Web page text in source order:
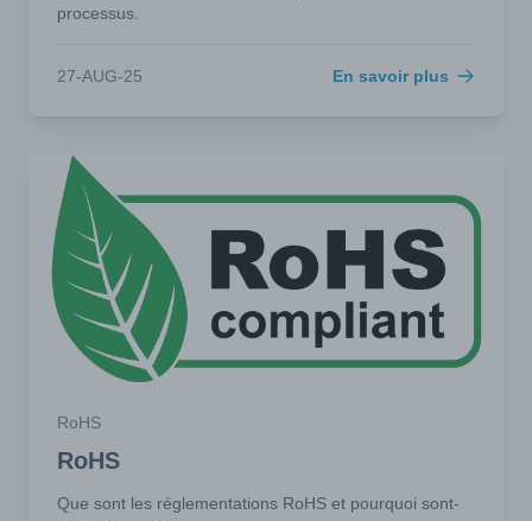
processus.
27-AUG-25 En savoir plus
RoHS
RoHS
Que sont les réglementations RoHS et pourquoi sont-